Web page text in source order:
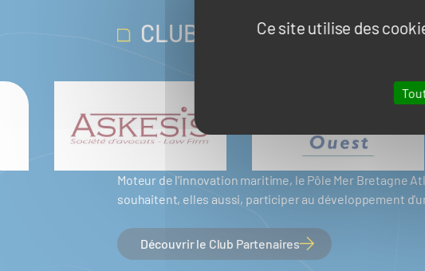
Ce site utilise des
CLUB PARTENAIRES
Moteur de l'innovation maritime, le Pôle Mer Bretagne
souhaitent, elles aussi, participer au développement
Découvrir le Club Partenaires